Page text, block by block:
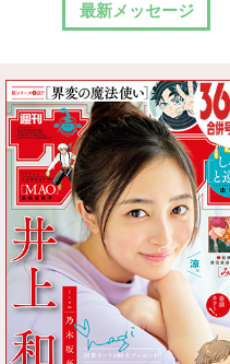
最新メッセージ